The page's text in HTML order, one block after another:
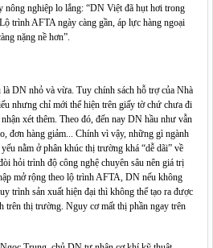
nông nghiệp lo lắng: “DN Việt đã hụt hơi trong
trình AFTA ngày càng gần, áp lực hàng ngoại
nặng nề hơn”.
DN nhỏ và vừa. Tuy chính sách hỗ trợ của Nhà
nhưng chỉ mới thể hiện trên giấy tờ chứ chưa đi
xét thêm. Theo đó, đến nay DN hầu như vẫn
đơn hàng giảm... Chính vì vậy, những gì ngành
nằm ở phân khúc thị trường khá “dễ dãi” về
hỏi trình độ công nghệ chuyên sâu nên giá trị
mở rộng theo lộ trình AFTA, DN nếu không
trình sản xuất hiện đại thì không thể tạo ra được
trên thị trường. Nguy cơ mất thị phần ngay trên